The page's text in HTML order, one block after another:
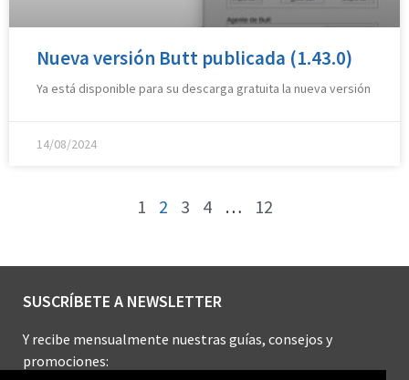
Nueva versión Butt publicada (1.43.0)
Ya está disponible para su descarga gratuita la nueva versión
14/08/2024
1 2 3 4 … 12
SUSCRÍBETE A NEWSLETTER
Y recibe mensualmente nuestras guías, consejos y
promociones: